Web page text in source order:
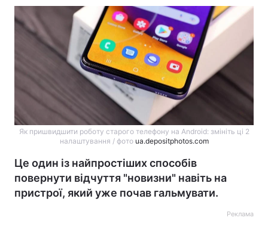
Як пришвидшити роботу старого телефону на Android: змініть ці 2
налаштування / фото ua.depositphotos.com
Це один із найпростіших способів
повернути відчуття "новизни" навіть на
пристрої, який уже почав гальмувати.
Реклама